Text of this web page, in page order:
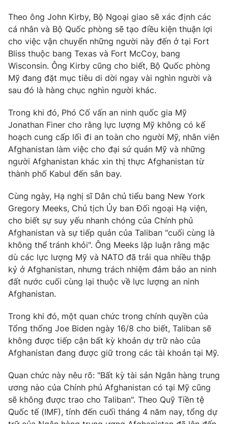
Video Shorts video
VTV Money VTV Thể thao
VTV Sức khoẻ Bất động sản
VTV4 Vươn mình bằng AI
VTV9 VTV8
Liên hệ tòa soạn English
THỜI BÁO VTV
Theo dõi báo trên
Cơ quan chủ quản:Đài Truyền hình Việt Nam
Cơ quan báo chí:Thời báo VTV
Giấy phép hoạt động báo in và báo điện tử số 483/GP-BTTTT
Tổng Biên tập:Vũ Thanh Thủy
Phó Tổng Biên tập:Nguyễn Thị Mỹ Hạnh, Phạm Quốc Thắng,
Nguyễn Trọng Ninh
Tổng đài VTV:024.38 355 931 - 024.38 355 932
Theo ông John Kirby, Bộ Ngoại giao sẽ xác định các
cá nhân và Bộ Quốc phòng sẽ tạo điều kiện thuận lợi
cho việc vận chuyển những người này đến ở tại Fort
Bliss thuộc bang Texas và Fort McCoy, bang
Wisconsin. Ông Kirby cũng cho biết, Bộ Quốc phòng
Mỹ đang đặt mục tiêu di dời ngay vài nghìn người và
sau đó là hàng chục nghìn người khác.
Trong khi đó, Phó Cố vấn an ninh quốc gia Mỹ
Jonathan Finer cho rằng lực lượng Mỹ không có kế
hoạch cung cấp lối đi an toàn cho người Mỹ, nhân viên
Afghanistan làm việc cho đại sứ quán Mỹ và những
người Afghanistan khác xin thị thực Afghanistan từ
thành phố Kabul đến sân bay.
Cùng ngày, Hạ nghị sĩ Dân chủ tiểu bang New York
Gregory Meeks, Chủ tịch Ủy ban Đối ngoại Hạ viện,
cho biết sự suy yếu nhanh chóng của Chính phủ
Afghanistan và sự tiếp quản của Taliban "cuối cùng là
không thể tránh khỏi". Ông Meeks lập luận rằng mặc
dù các lực lượng Mỹ và NATO đã trải qua nhiều thập
kỷ ở Afghanistan, nhưng trách nhiệm đảm bảo an ninh
đất nước cuối cùng lại thuộc về lực lượng an ninh
Afghanistan.
Trong khi đó, một quan chức trong chính quyền của
Tổng thống Joe Biden ngày 16/8 cho biết, Taliban sẽ
không được tiếp cận bất kỳ khoản dự trữ nào của
Afghanistan đang được giữ trong các tài khoản tại Mỹ.
Quan chức này nêu rõ: "Bất kỳ tài sản Ngân hàng trung
ương nào của Chính phủ Afghanistan có tại Mỹ cũng
sẽ không được trao cho Taliban". Theo Quỹ Tiền tệ
Quốc tế (IMF), tính đến cuối tháng 4 năm nay, tổng dự